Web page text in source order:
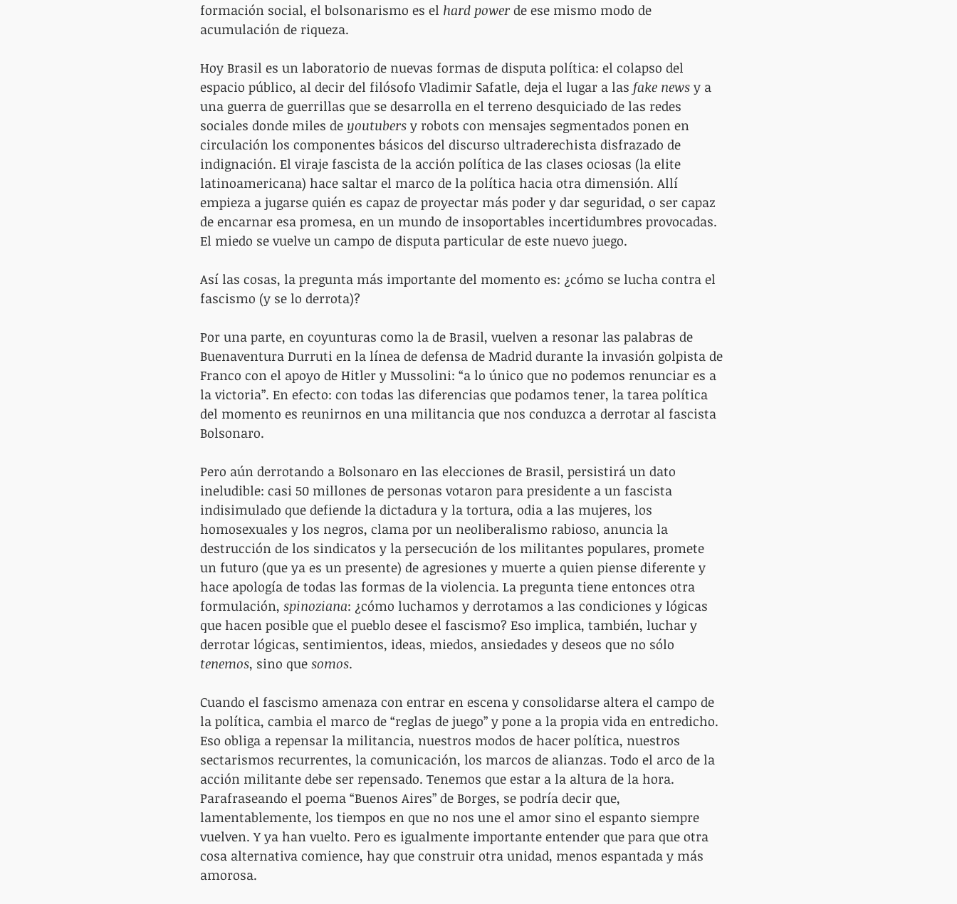
formación social, el bolsonarismo es el hard power de ese mismo modo de
acumulación de riqueza.
Hoy Brasil es un laboratorio de nuevas formas de disputa política: el colapso del
espacio público, al decir del filósofo Vladimir Safatle, deja el lugar a las fake news y a
una guerra de guerrillas que se desarrolla en el terreno desquiciado de las redes
sociales donde miles de youtubers y robots con mensajes segmentados ponen en
circulación los componentes básicos del discurso ultraderechista disfrazado de
indignación. El viraje fascista de la acción política de las clases ociosas (la elite
latinoamericana) hace saltar el marco de la política hacia otra dimensión. Allí
empieza a jugarse quién es capaz de proyectar más poder y dar seguridad, o ser capaz
de encarnar esa promesa, en un mundo de insoportables incertidumbres provocadas.
El miedo se vuelve un campo de disputa particular de este nuevo juego.
Así las cosas, la pregunta más importante del momento es: ¿cómo se lucha contra el
fascismo (y se lo derrota)?
Por una parte, en coyunturas como la de Brasil, vuelven a resonar las palabras de
Buenaventura Durruti en la línea de defensa de Madrid durante la invasión golpista de
Franco con el apoyo de Hitler y Mussolini: “a lo único que no podemos renunciar es a
la victoria”. En efecto: con todas las diferencias que podamos tener, la tarea política
del momento es reunirnos en una militancia que nos conduzca a derrotar al fascista
Bolsonaro.
Pero aún derrotando a Bolsonaro en las elecciones de Brasil, persistirá un dato
ineludible: casi 50 millones de personas votaron para presidente a un fascista
indisimulado que defiende la dictadura y la tortura, odia a las mujeres, los
homosexuales y los negros, clama por un neoliberalismo rabioso, anuncia la
destrucción de los sindicatos y la persecución de los militantes populares, promete
un futuro (que ya es un presente) de agresiones y muerte a quien piense diferente y
hace apología de todas las formas de la violencia. La pregunta tiene entonces otra
formulación, spinoziana: ¿cómo luchamos y derrotamos a las condiciones y lógicas
que hacen posible que el pueblo desee el fascismo? Eso implica, también, luchar y
derrotar lógicas, sentimientos, ideas, miedos, ansiedades y deseos que no sólo
tenemos, sino que somos.
Cuando el fascismo amenaza con entrar en escena y consolidarse altera el campo de
la política, cambia el marco de “reglas de juego” y pone a la propia vida en entredicho.
Eso obliga a repensar la militancia, nuestros modos de hacer política, nuestros
sectarismos recurrentes, la comunicación, los marcos de alianzas. Todo el arco de la
acción militante debe ser repensado. Tenemos que estar a la altura de la hora.
Parafraseando el poema “Buenos Aires” de Borges, se podría decir que,
lamentablemente, los tiempos en que no nos une el amor sino el espanto siempre
vuelven. Y ya han vuelto. Pero es igualmente importante entender que para que otra
cosa alternativa comience, hay que construir otra unidad, menos espantada y más
amorosa.